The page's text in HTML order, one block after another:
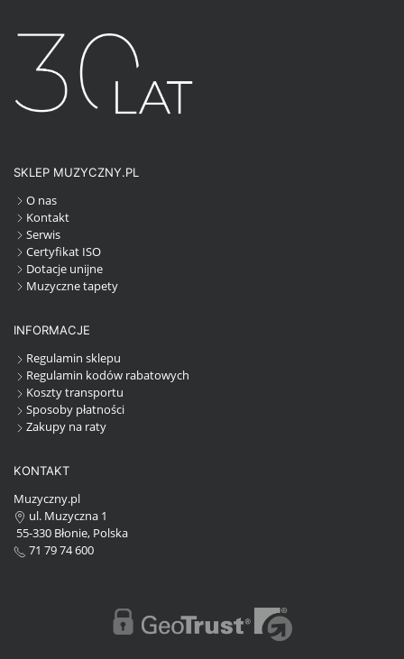
SKLEP MUZYCZNY.PL
O nas
Kontakt
Serwis
Certyfikat ISO
Dotacje unijne
Muzyczne tapety
INFORMACJE
Regulamin sklepu
Regulamin kodów rabatowych
Koszty transportu
Sposoby płatności
Zakupy na raty
KONTAKT
Muzyczny.pl
ul. Muzyczna 1
55-330 Błonie, Polska
71 79 74 600